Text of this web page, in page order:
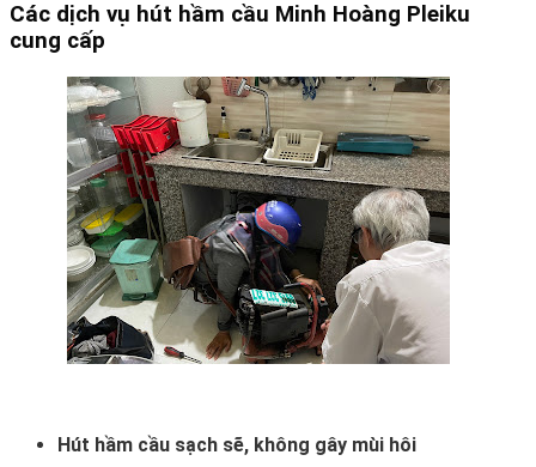
Các dịch vụ hút hầm cầu Minh Hoàng Pleiku
cung cấp
Hút hầm cầu sạch sẽ, không gây mùi hôi